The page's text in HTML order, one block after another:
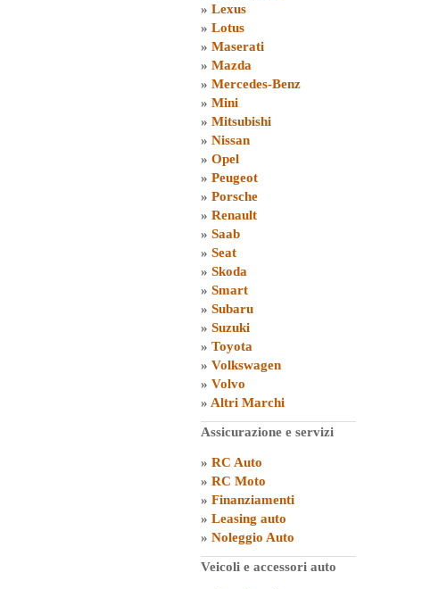
» Lexus
» Lotus
» Maserati
» Mazda
» Mercedes-Benz
» Mini
» Mitsubishi
» Nissan
» Opel
» Peugeot
» Porsche
» Renault
» Saab
» Seat
» Skoda
» Smart
» Subaru
» Suzuki
» Toyota
» Volkswagen
» Volvo
» Altri Marchi
Assicurazione e servizi
» RC Auto
» RC Moto
» Finanziamenti
» Leasing auto
» Noleggio Auto
Veicoli e accessori auto